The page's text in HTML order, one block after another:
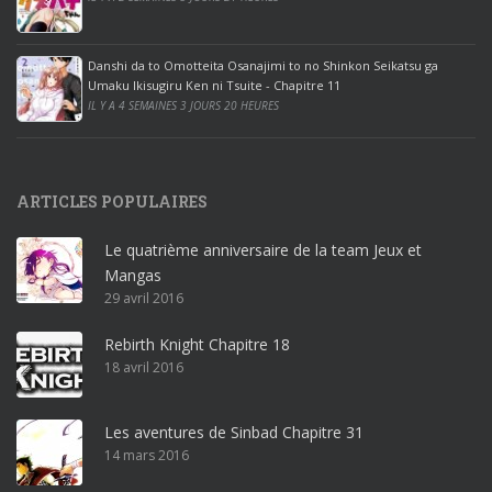
c
e
2
0
1
r
o
ff
i
c
e
3
r
Danshi da to Omotteita Osanajimi to no Shinkon Seikatsu ga
Umaku Ikisugiru Ken ni Tsuite - Chapitre 11
IL Y A 4 SEMAINES 3 JOURS 20 HEURES
ARTICLES POPULAIRES
Le quatrième anniversaire de la team Jeux et
Mangas
29 avril 2016
Rebirth Knight Chapitre 18
18 avril 2016
Les aventures de Sinbad Chapitre 31
14 mars 2016